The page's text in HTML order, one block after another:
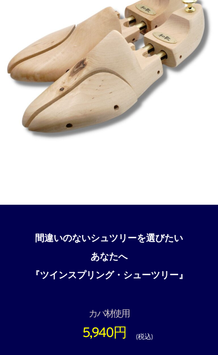
間違いのないシュツリーを選びたい
あなたへ
『ツインスプリング・シューツリー』
カバ材使用
5,940円 (税込)